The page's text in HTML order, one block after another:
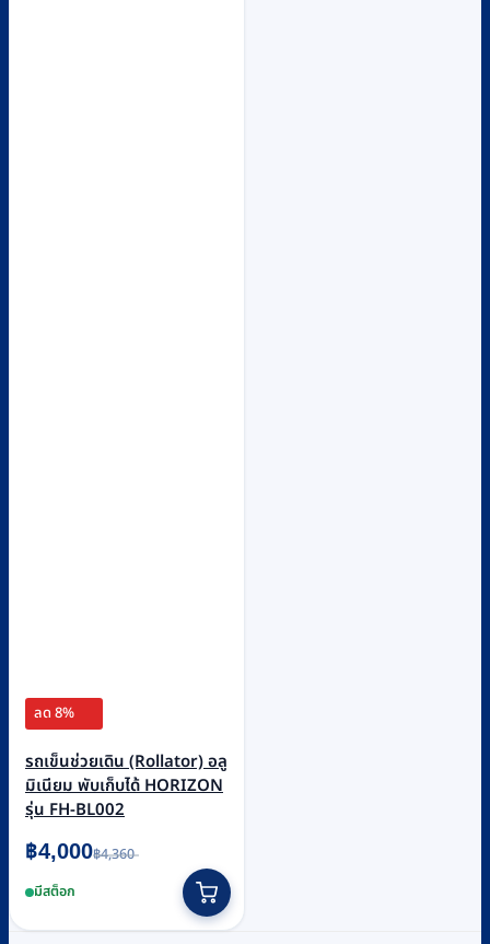
ลด 8%
รถเข็นช่วยเดิน (Rollator) อลู
มิเนียม พับเก็บได้ HORIZON
รุ่น FH-BL002
฿4,360
Original
price
was:
฿4,360.
฿4,000
Current
price
is:
฿4,000.
มีสต็อก